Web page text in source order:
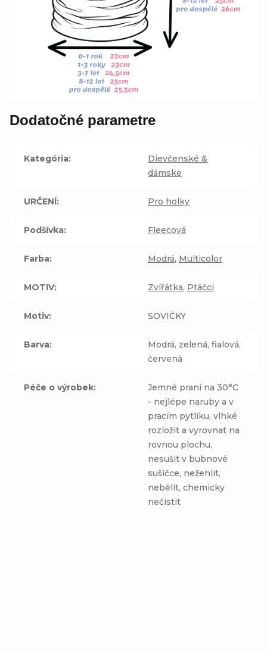
Dodatočné parametre
Kategória:
Dievčenské &
dámske
URČENÍ: Pro holky
Podšívka: Fleecová
Farba: Modrá, Multicolor
MOTIV: Zvířátka, Ptáčci
Motiv: SOVIČKY
Barva:
Modrá, zelená, fialová,
červená
Péče o výrobek:
Jemné praní na 30°C
- nejlépe naruby a v
pracím pytlíku, vlhké
rozložit a vyrovnat na
rovnou plochu,
nesušit v bubnové
sušičce, nežehlit,
nebělit, chemicky
nečistit